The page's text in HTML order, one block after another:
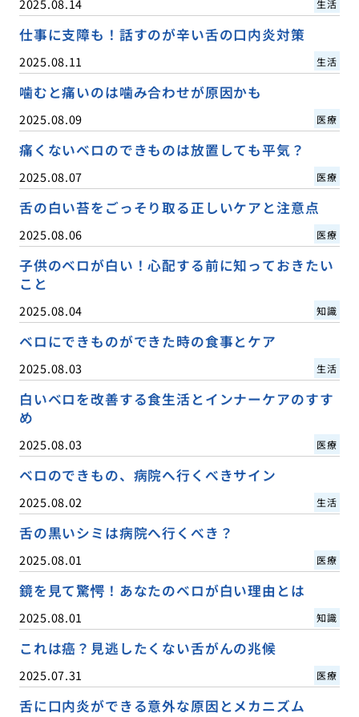
生活
仕事に支障も！話すのが辛い舌の口内炎対策
2025.08.11 生活
噛むと痛いのは噛み合わせが原因かも
2025.08.09 医療
痛くないベロのできものは放置しても平気？
2025.08.07 医療
舌の白い苔をごっそり取る正しいケアと注意点
2025.08.06 医療
子供のベロが白い！心配する前に知っておきたい
こと
2025.08.04 知識
ベロにできものができた時の食事とケア
2025.08.03 生活
白いベロを改善する食生活とインナーケアのすす
め
2025.08.03 医療
ベロのできもの、病院へ行くべきサイン
2025.08.02 生活
舌の黒いシミは病院へ行くべき？
2025.08.01 医療
鏡を見て驚愕！あなたのベロが白い理由とは
2025.08.01 知識
これは癌？見逃したくない舌がんの兆候
2025.07.31 医療
舌に口内炎ができる意外な原因とメカニズム